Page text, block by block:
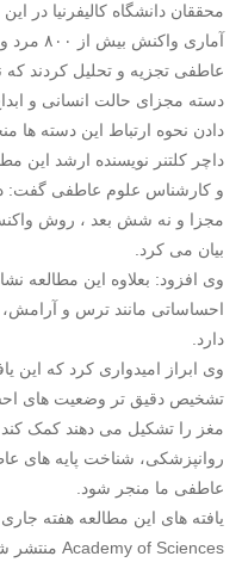
محققان دانشگاه کالیفرنیا در
آماری
دسته مجزای حالت انسانی و
دادن نحوه ارتباط این دسته ها
داچر کلتنر نویسنده ارشد این
مجزا و نه شش بعد ، روش
بیان می کرد.
وی افزود: بعلاوه این مطالعه
احساساتی مانند ترس و
دارد.
وی ابراز امیدواری کرد که این
تشخیص دقیق تر وضعیت های
مغز را تشکیل می دهند کمک کند
روانپزشکی، شناخت پایه های
عاطفی ما منجر شود.
Academy of Sciences منتشر شد.